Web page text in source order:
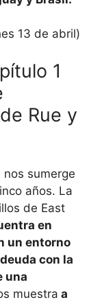
13 de abril)
1
Rue y
nos sumerge
años. La
de East
en
un entorno
con la
una
muestra a